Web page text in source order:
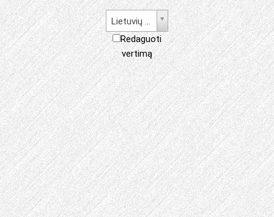
Lietuvių kalba
Redaguoti
vertimą